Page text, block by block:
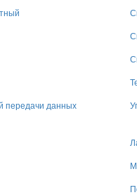
передачи данных